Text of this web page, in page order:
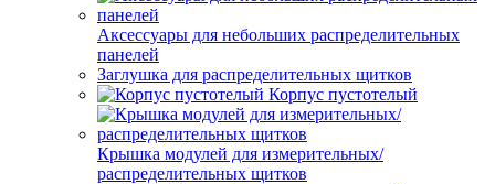
Аксессуары для небольших распределительных
панелей
Заглушка для распределительных щитков
Корпус пустотелый
Крышка модулей для измерительных/
распределительных щитков